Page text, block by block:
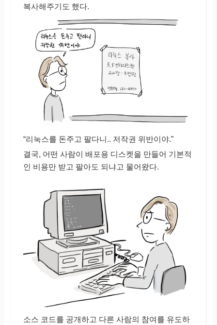
복사해주기도 했다.
“리눅스를 돈주고 팔다니.. 저작권 위반이야.”
결국, 어떤 사람이 배포용 디스켓을 만들어 기본적
인 비용만 받고 팔아도 되냐고 물어왔다.
소스 코드를 공개하고 다른 사람의 참여를 유도하